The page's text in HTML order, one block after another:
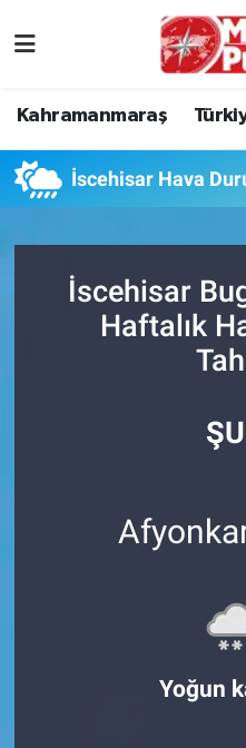
Kahramanmaraş
İscehisar Hava
İscehisar
Haftalık
Yoğun
Ekonomi
TEKNOLOJİ
Süper Lig Puan
Son Dakika Haberleri